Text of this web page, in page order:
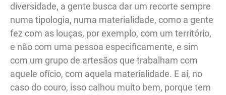
diversidade, a gente busca dar um recorte sempre
numa tipologia, numa materialidade, como a gente
fez com as louças, por exemplo, com um território,
e não com uma pessoa especificamente, e sim
com um grupo de artesãos que trabalham com
aquele ofício, com aquela materialidade. E aí, no
caso do couro, isso calhou muito bem, porque tem